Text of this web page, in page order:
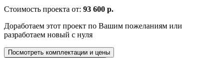
Стоимость проекта от: 93 600 р.
Доработаем этот проект по Вашим пожеланиям или
разработаем новый с нуля
Посмотреть комплектации и цены